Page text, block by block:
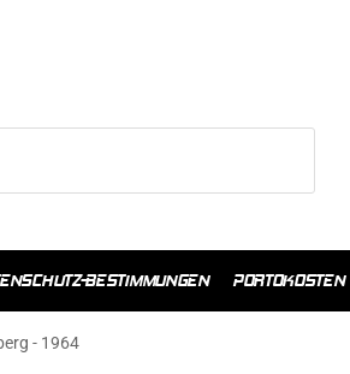
BESTIMMUNGEN PORTOKOSTEN
- 1964